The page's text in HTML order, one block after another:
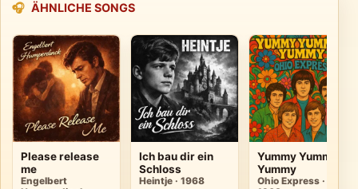
🎧 ÄHNLICHE SONGS
Please release
me
Engelbert
Ich bau dir ein
Schloss
Heintje · 1968
Yummy Yummy
Yummy
Ohio Express ·